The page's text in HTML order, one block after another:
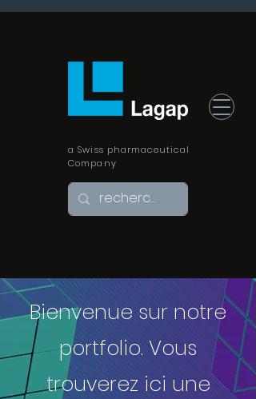
a Swiss pharmaceutical
Company
Bienvenue sur notre
portfolio. Vous
trouverez ici une